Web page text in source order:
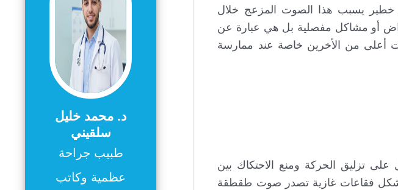
يسبب هذا الصوت المزعج خلال
أو مشاكل مفصلية بل هي عبارة عن
أعلى من الأخرين خاصة عند ممارسة
تزليق الحركة ومنع الاحتكاك بين
تشكل فقاعات غازية تصدر صوت طقطقة
د. محمد خليل
سلقيني
طبيب جراحة
عظمية وكاتب